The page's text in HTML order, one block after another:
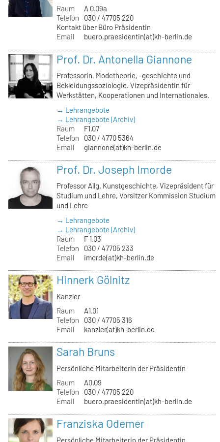
Raum
A 0.09a
Telefon
030 / 47705 220
Kontakt über Büro Präsidentin
Email
buero.praesidentin(at)kh-berlin.de
Prof. Dr. Antonella Giannone
Professorin, Modetheorie, -geschichte und
Bekleidungssoziologie. Vizepräsidentin für
Werkstätten, Kooperationen und Internationales.
→ Lehrangebote
→ Lehrangebote (Archiv)
Raum
F1.07
Telefon
030 / 4770 5364
Email
giannone(at)kh-berlin.de
Prof. Dr. Joseph Imorde
Professor Allg. Kunstgeschichte, Vizepräsident für
Studium und Lehre, Vorsitzer Kommission Studium
und Lehre
→ Lehrangebote
→ Lehrangebote (Archiv)
Raum
F 1.03
Telefon
030 / 47705 233
Email
imorde(at)kh-berlin.de
Hinnerk Gölnitz
Kanzler
Raum
A1.01
Telefon
030 / 47705 316
Email
kanzler(at)kh-berlin.de
Sarah Bruns
Persönliche Mitarbeiterin der Präsidentin
Raum
A0.09
Telefon
030 / 47705 220
Email
buero.praesidentin(at)kh-berlin.de
Franziska Odemer
Persönliche Mitarbeiterin der Präsidentin